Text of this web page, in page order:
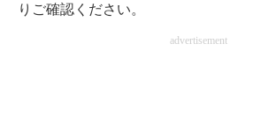
りご確認ください。
advertisement